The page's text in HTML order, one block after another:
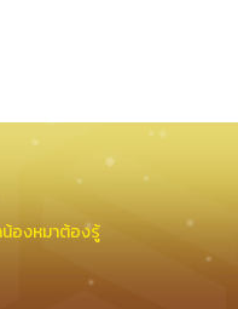
องหมาต้องรู้